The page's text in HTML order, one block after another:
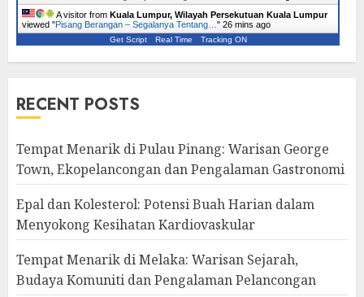
A visitor from Kuala Lumpur, Wilayah Persekutuan Kuala Lumpur
viewed "Pisang Berangan – Segalanya Tentang… " 26 mins ago
Get Script Real Time Tracking ON
RECENT POSTS
Tempat Menarik di Pulau Pinang: Warisan George
Town, Ekopelancongan dan Pengalaman Gastronomi
Epal dan Kolesterol: Potensi Buah Harian dalam
Menyokong Kesihatan Kardiovaskular
Tempat Menarik di Melaka: Warisan Sejarah,
Budaya Komuniti dan Pengalaman Pelancongan